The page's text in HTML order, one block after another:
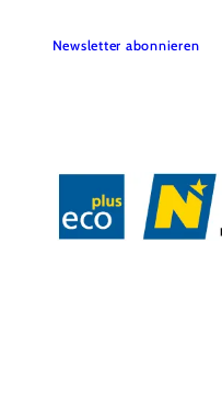
Newsletter abonnieren